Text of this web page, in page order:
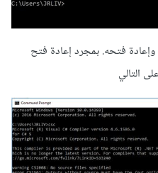
فتحه. بمجرد إعادة فتح